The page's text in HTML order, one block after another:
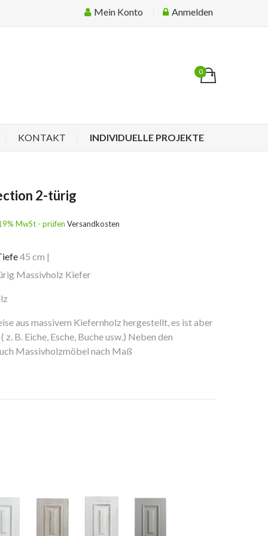
Mein Konto Anmelden
0
KONTAKT INDIVIDUELLE PROJEKTE
2-türig
MwSt - prüfen Versandkosten
45 cm |
Massivholz Kiefer
aus massivem Kiefernholz hergestellt, es ist aber
B. Eiche, Esche, Buche usw.) Neben den
Massivholzmöbel nach Maß